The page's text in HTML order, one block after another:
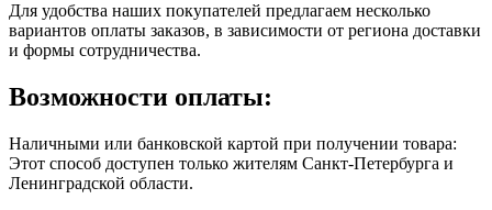
Для удобства наших покупателей предлагаем несколько
вариантов оплаты заказов, в зависимости от региона доставки
и формы сотрудничества.
Возможности оплаты:
Наличными или банковской картой при получении товара:
Этот способ доступен только жителям Санкт-Петербурга и
Ленинградской области.